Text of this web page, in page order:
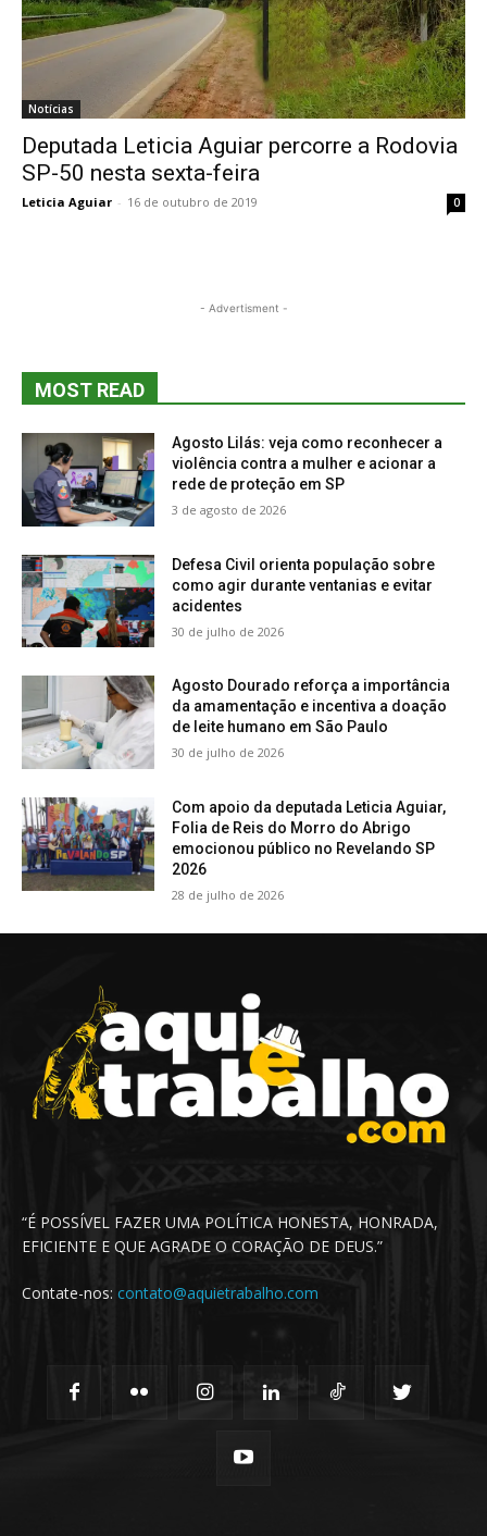
Notícias
Deputada Leticia Aguiar percorre a Rodovia
SP-50 nesta sexta-feira
Leticia Aguiar - 16 de outubro de 2019 0
- Advertisment -
MOST READ
Agosto Lilás: veja como reconhecer a
violência contra a mulher e acionar a
rede de proteção em SP
3 de agosto de 2026
Defesa Civil orienta população sobre
como agir durante ventanias e evitar
acidentes
30 de julho de 2026
Agosto Dourado reforça a importância
da amamentação e incentiva a doação
de leite humano em São Paulo
30 de julho de 2026
Com apoio da deputada Leticia Aguiar,
Folia de Reis do Morro do Abrigo
emocionou público no Revelando SP
2026
28 de julho de 2026
“É POSSÍVEL FAZER UMA POLÍTICA HONESTA, HONRADA,
EFICIENTE E QUE AGRADE O CORAÇÃO DE DEUS.”
Contate-nos: contato@aquietrabalho.com